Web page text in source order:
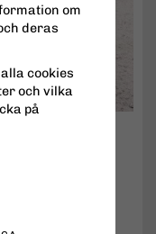
om
deras
cookies
och vilka
på